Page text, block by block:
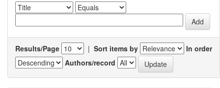
Results/Page | Sort items by
In order
Authors/record